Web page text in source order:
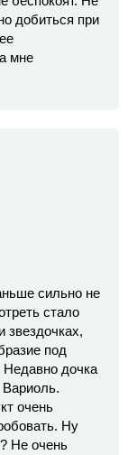
добиться при
мне
сильно не
стало
под
дочка
Вариоль.
очень
Ну
Не очень